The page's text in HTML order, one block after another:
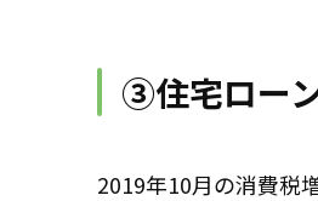
③住宅ロー
2019年10月の消費税